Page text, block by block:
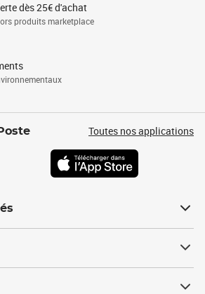
dès 25€ d'achat
produits marketplace
Toutes nos applications